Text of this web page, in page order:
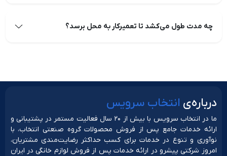
چه مدت طول می‌کشد تا تعمیرکار به محل برسد؟
دربار‌ه‌ی انتخاب سرویس
ما در انتخاب سرویس با بیش از ۲۰ سال فعالیت مستمر در پشتیبانی و
ارائه خدمات جامع پس از فروش محصولات گروه صنعتی انتخاب، با
نوآوری و تنوع در خدمات برای کسب حداکثر رضایت‌مندی مشتریان،
امروز شرکتی پیشرو در ارائه خدمات پس از فروش لوازم خانگی در ایران